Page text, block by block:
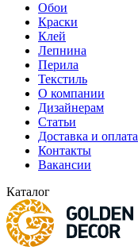
Обои
Краски
Клей
Лепнина
Перила
Текстиль
О компании
Дизайнерам
Статьи
Доставка и оплата
Контакты
Вакансии
Каталог